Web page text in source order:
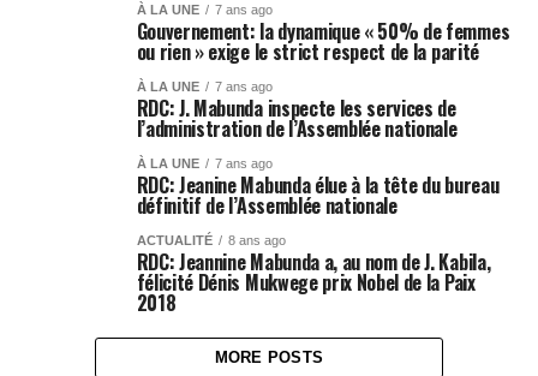
À LA UNE 7 ans ago
Gouvernement: la dynamique « 50% de femmes
ou rien » exige le strict respect de la parité
À LA UNE 7 ans ago
RDC: J. Mabunda inspecte les services de
l’administration de l’Assemblée nationale
À LA UNE 7 ans ago
RDC: Jeanine Mabunda élue à la tête du bureau
définitif de l’Assemblée nationale
ACTUALITÉ 8 ans ago
RDC: Jeannine Mabunda a, au nom de J. Kabila,
félicité Dénis Mukwege prix Nobel de la Paix
2018
MORE POSTS